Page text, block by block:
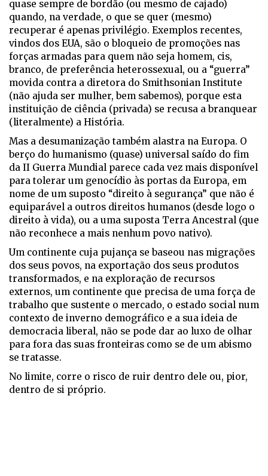
quase sempre de bordão (ou mesmo de cajado)
quando, na verdade, o que se quer (mesmo)
recuperar é apenas privilégio. Exemplos recentes,
vindos dos EUA, são o bloqueio de promoções nas
forças armadas para quem não seja homem, cis,
branco, de preferência heterossexual, ou a “guerra”
movida contra a diretora do Smithsonian Institute
(não ajuda ser mulher, bem sabemos), porque esta
instituição de ciência (privada) se recusa a branquear
(literalmente) a História.
Mas a desumanização também alastra na Europa. O
berço do humanismo (quase) universal saído do fim
da II Guerra Mundial parece cada vez mais disponível
para tolerar um genocídio às portas da Europa, em
nome de um suposto “direito à segurança” que não é
equiparável a outros direitos humanos (desde logo o
direito à vida), ou a uma suposta Terra Ancestral (que
não reconhece a mais nenhum povo nativo).
Um continente cuja pujança se baseou nas migrações
dos seus povos, na exportação dos seus produtos
transformados, e na exploração de recursos
externos, um continente que precisa de uma força de
trabalho que sustente o mercado, o estado social num
contexto de inverno demográfico e a sua ideia de
democracia liberal, não se pode dar ao luxo de olhar
para fora das suas fronteiras como se de um abismo
se tratasse.
No limite, corre o risco de ruir dentro dele ou, pior,
dentro de si próprio.